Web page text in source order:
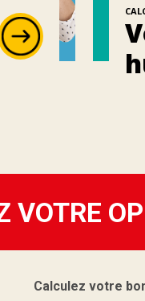
VOTRE
Calculez votre